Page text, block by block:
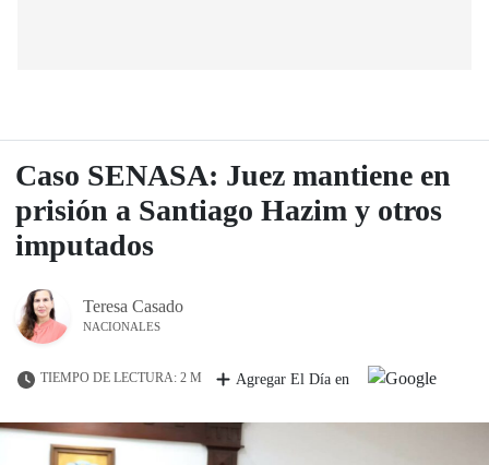
Caso SENASA: Juez mantiene en
prisión a Santiago Hazim y otros
imputados
Teresa Casado
NACIONALES
TIEMPO DE LECTURA: 2 M Agregar El Día en